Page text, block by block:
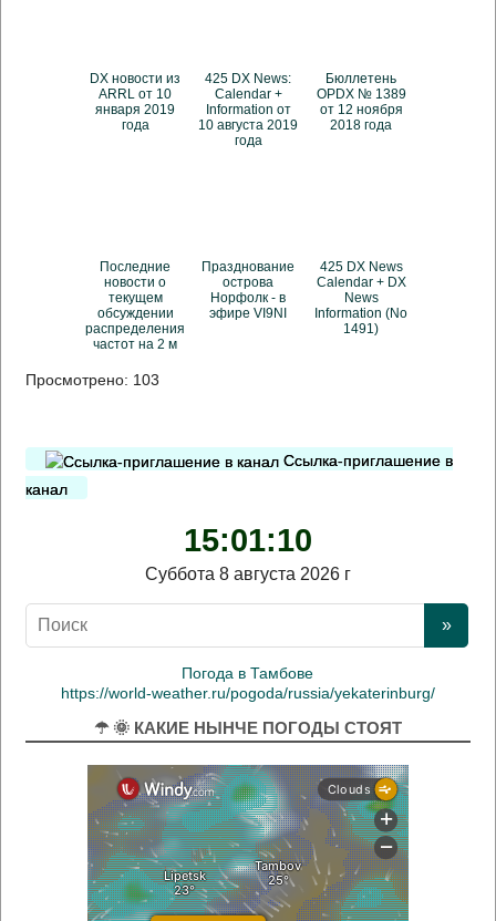
DX новости из
ARRL от 10
января 2019
года
425 DX News:
Calendar +
Information от
10 августа 2019
года
Бюллетень
OPDX № 1389
от 12 ноября
2018 года
Последние
новости о
текущем
обсуждении
распределения
частот на 2 м
Празднование
острова
Норфолк - в
эфире VI9NI
425 DX News
Calendar + DX
News
Information (No
1491)
Просмотрено: 103
Ссылка-приглашение в
канал
15:01:10
Суббота 8 августа 2026 г
Погода в Тамбове
https://world-weather.ru/pogoda/russia/yekaterinburg/
☂ 🌞 КАКИЕ НЫНЧЕ ПОГОДЫ СТОЯТ